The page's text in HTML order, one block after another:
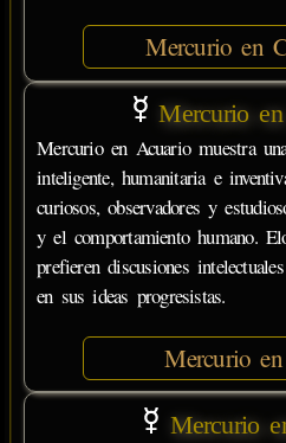
Mercurio en
Mercurio en
Mercurio en Acuario muestra
inteligente, humanitaria e
curiosos, observadores y
y el comportamiento humano.
prefieren discusiones
en sus ideas progresistas.
Mercurio
Mercurio